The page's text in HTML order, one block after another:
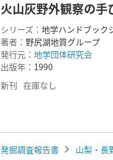
火山灰野外観察の手
シリーズ： 地学ハンドブック
著者： 野尻湖地質グループ
発行元： 地学団体研究会
出版年： 1990
新刊 在庫なし
発掘調査報告書 山梨・長